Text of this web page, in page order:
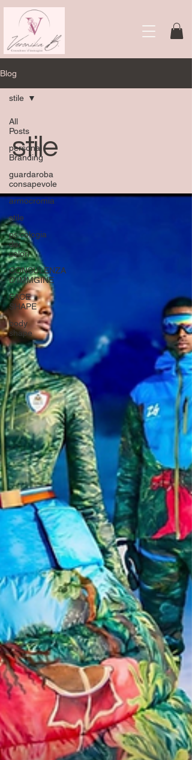
Blog
All
Posts
personal
Branding
guardaroba
consapevole
armocromia
stile
psicologia
dei
colori
CONSULENZA
D'IMMGINE
FACE
SHAPE
body
shape
stile
stile